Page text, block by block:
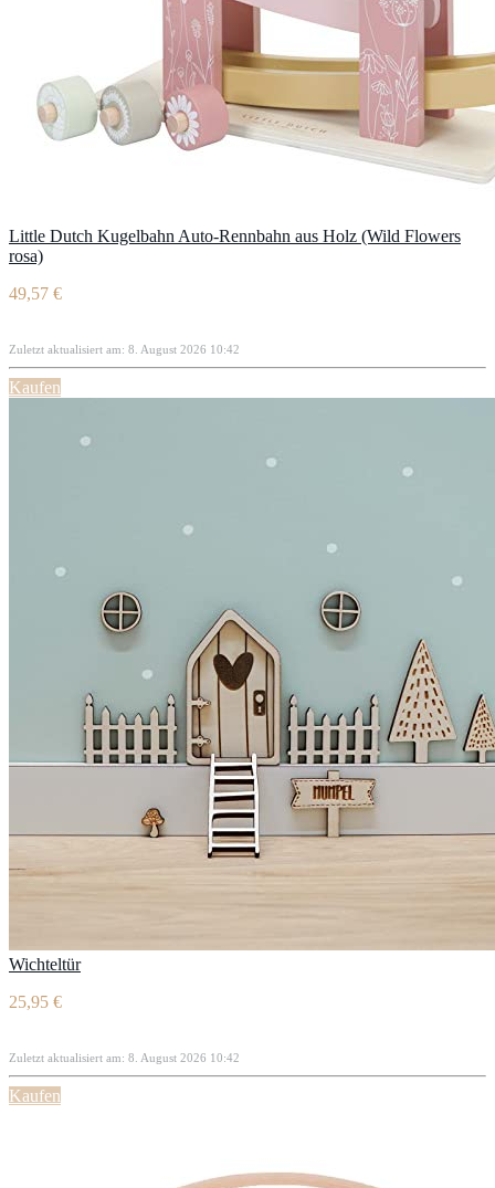
Little Dutch Kugelbahn Auto-Rennbahn aus Holz (Wild Flowers
rosa)
49,57 €
Zuletzt aktualisiert am: 8. August 2026 10:42
Kaufen
Wichteltür
25,95 €
Zuletzt aktualisiert am: 8. August 2026 10:42
Kaufen